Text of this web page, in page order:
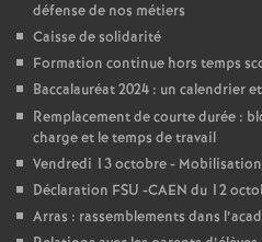
défense de nos métiers
Caisse de solidarité
Formation continue hors temps
Baccalauréat 2024 : un calendrier
Remplacement de courte durée :
charge et le temps de travail
Vendredi 13 octobre -
Déclaration FSU -CAEN du 12
Arras : rassemblements dans